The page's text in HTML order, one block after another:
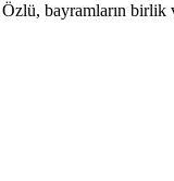
bayramların